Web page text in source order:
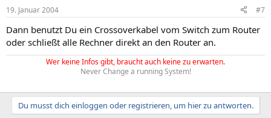
19. Januar 2004 #7
Dann benutzt Du ein Crossoverkabel vom Switch zum Router
oder schließt alle Rechner direkt an den Router an.
Wer keine Infos gibt, braucht auch keine zu erwarten.
Never Change a running System!
Du musst dich einloggen oder registrieren, um hier zu antworten.